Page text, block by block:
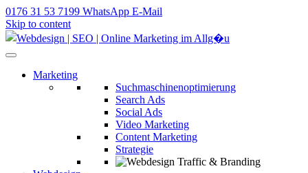
0176 31 53 7199 WhatsApp E-Mail
Skip to content
Marketing
Suchmaschinenoptimierung
Search Ads
Social Ads
Video Marketing
Content Marketing
Strategie
Traffic & Branding